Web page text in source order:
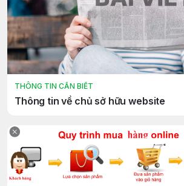
THÔNG TIN CẦN BIẾT
Thông tin về chủ sở hữu website